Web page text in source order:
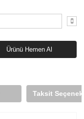
Ürünü Hemen Al
Taksit